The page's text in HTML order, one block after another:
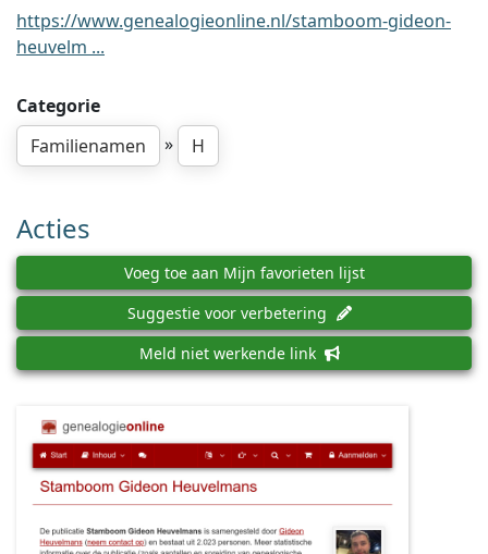
https://www.genealogieonline.nl/stamboom-gideon-
heuvelm ...
Categorie
Familienamen
» H
Acties
Voeg toe aan Mijn favorieten lijst
Suggestie voor verbetering
Meld niet werkende link